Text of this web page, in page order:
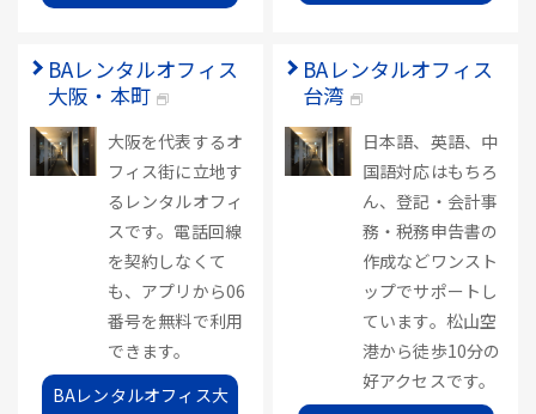
BAレンタルオフィス
大阪・本町
大阪を代表するオ
フィス街に立地す
るレンタルオフィ
スです。電話回線
を契約しなくて
も、アプリから06
番号を無料で利用
できます。
BAレンタルオフィス大
BAレンタルオフィス
台湾
日本語、英語、中
国語対応はもちろ
ん、登記・会計事
務・税務申告書の
作成などワンスト
ップでサポートし
ています。松山空
港から徒歩10分の
好アクセスです。